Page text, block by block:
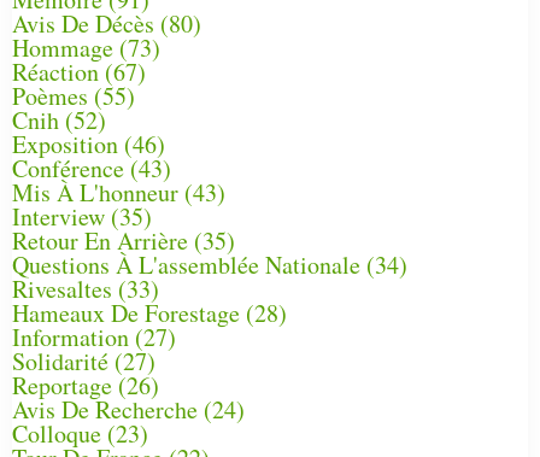
Avis De Décès (80)
Hommage (73)
Réaction(67)
Poèmes (55)
Cnih (52)
Exposition (46)
Conférence(43)
Mis À L'honneur (43)
Interview (35)
Retour En Arrière (35)
Questions À L'assemblée Nationale (34)
Rivesaltes (33)
Hameaux De Forestage (28)
Information (27)
Solidarité (27)
Reportage(26)
Avis De Recherche (24)
Colloque (23)